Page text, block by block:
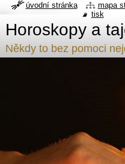
Horoskopy a
Někdy to bez pomoci
úvodní stránka mapa
tisk